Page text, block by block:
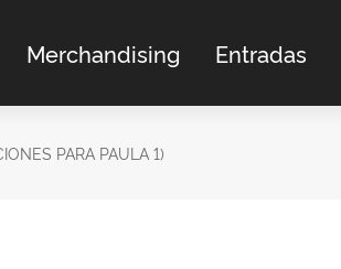
Merchandising Entradas
PARA PAULA 1)